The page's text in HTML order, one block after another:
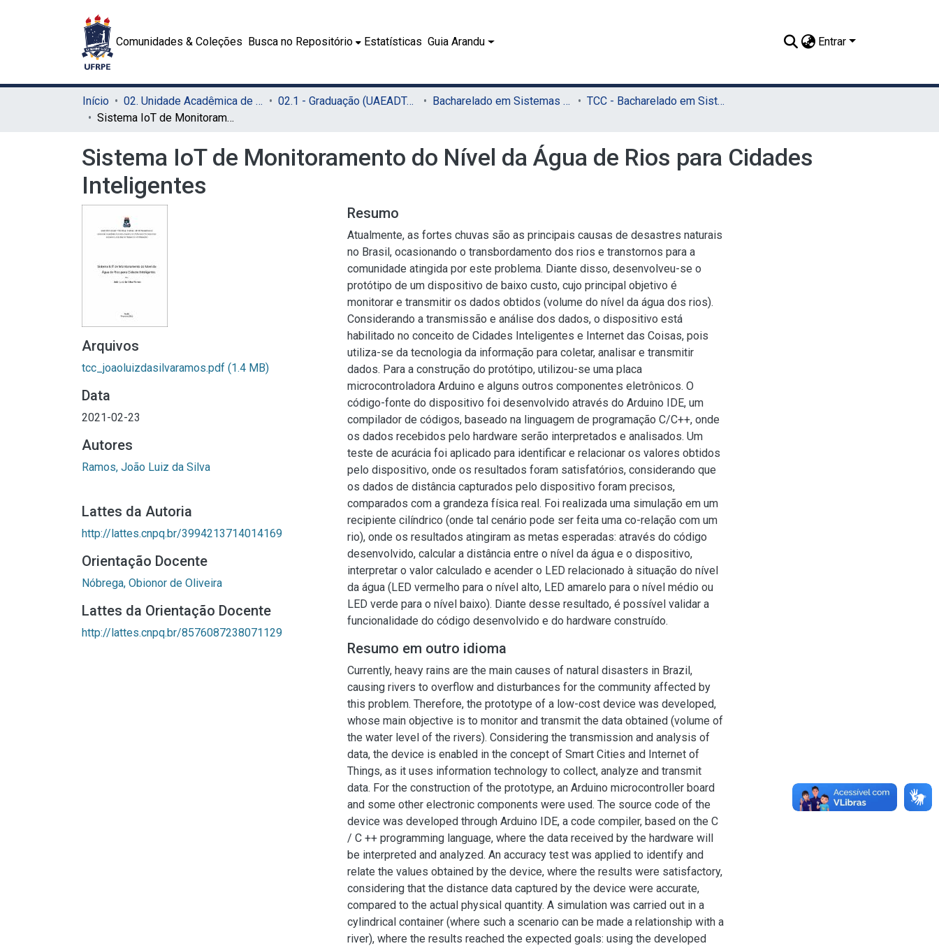
Comunidades & Coleções Busca no Repositório Estatísticas Guia Arandu Entrar
Início 02. Unidade Acadêmica de Educação a Distância e Tecnologia (UAEADTec) 02.1 - Graduação (UAEADTec) Bacharelado em Sistemas de Informação (UAEADTec)
TCC - Bacharelado em Sistemas da Informação (UAEADTec)
Sistema IoT de Monitoramento do Nível da Água de Rios para Cidades Inteligentes
Sistema IoT de Monitoramento do Nível da Água de Rios para Cidades
Inteligentes
Arquivos
tcc_joaoluizdasilvaramos.pdf (1.4 MB)
Data
2021-02-23
Autores
Ramos, João Luiz da Silva
Lattes da Autoria
http://lattes.cnpq.br/3994213714014169
Orientação Docente
Nóbrega, Obionor de Oliveira
Lattes da Orientação Docente
http://lattes.cnpq.br/8576087238071129
Resumo
Atualmente, as fortes chuvas são as principais causas de desastres naturais
no Brasil, ocasionando o transbordamento dos rios e transtornos para a
comunidade atingida por este problema. Diante disso, desenvolveu-se o
protótipo de um dispositivo de baixo custo, cujo principal objetivo é
monitorar e transmitir os dados obtidos (volume do nível da água dos rios).
Considerando a transmissão e análise dos dados, o dispositivo está
habilitado no conceito de Cidades Inteligentes e Internet das Coisas, pois
utiliza-se da tecnologia da informação para coletar, analisar e transmitir
dados. Para a construção do protótipo, utilizou-se uma placa
microcontroladora Arduino e alguns outros componentes eletrônicos. O
código-fonte do dispositivo foi desenvolvido através do Arduino IDE, um
compilador de códigos, baseado na linguagem de programação C/C++, onde
os dados recebidos pelo hardware serão interpretados e analisados. Um
teste de acurácia foi aplicado para identificar e relacionar os valores obtidos
pelo dispositivo, onde os resultados foram satisfatórios, considerando que
os dados de distância capturados pelo dispositivo foram precisos,
comparados com a grandeza física real. Foi realizada uma simulação em um
recipiente cilíndrico (onde tal cenário pode ser feita uma co-relação com um
rio), onde os resultados atingiram as metas esperadas: através do código
desenvolvido, calcular a distância entre o nível da água e o dispositivo,
interpretar o valor calculado e acender o LED relacionado à situação do nível
da água (LED vermelho para o nível alto, LED amarelo para o nível médio ou
LED verde para o nível baixo). Diante desse resultado, é possível validar a
funcionalidade do código desenvolvido e do hardware construído.
Resumo em outro idioma
Currently, heavy rains are the main causes of natural disasters in Brazil,
causing rivers to overflow and disturbances for the community affected by
this problem. Therefore, the prototype of a low-cost device was developed,
whose main objective is to monitor and transmit the data obtained (volume of
the water level of the rivers). Considering the transmission and analysis of
data, the device is enabled in the concept of Smart Cities and Internet of
Things, as it uses information technology to collect, analyze and transmit
data. For the construction of the prototype, an Arduino microcontroller board
and some other electronic components were used. The source code of the
device was developed through Arduino IDE, a code compiler, based on the C
/ C ++ programming language, where the data received by the hardware will
be interpreted and analyzed. An accuracy test was applied to identify and
relate the values obtained by the device, where the results were satisfactory,
considering that the distance data captured by the device were accurate,
compared to the actual physical quantity. A simulation was carried out in a
cylindrical container (where such a scenario can be made a relationship with a
river), where the results reached the expected goals: using the developed